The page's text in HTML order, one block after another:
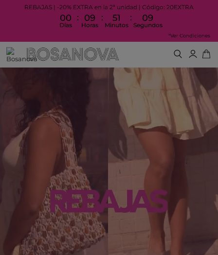
REBAJAS | -20% EXTRA en la 2ª unidad | Código: 20EXTRA
00
Días
: 09
Horas
: 51
Minutos
: 08
Segundos
*Ver Condiciones